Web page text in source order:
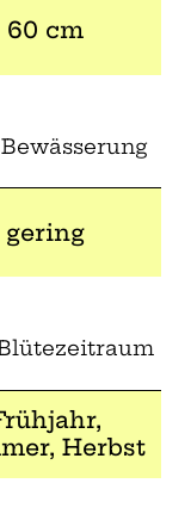
60 cm
Bewässerung
gering
Herbst